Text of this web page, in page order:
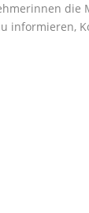
die
informieren,